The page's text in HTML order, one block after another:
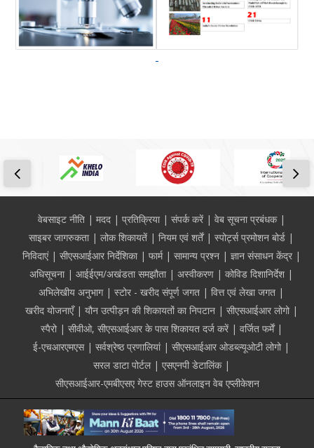
Footerवेबसाइट नीति मदद प्रतिक्रिया संपर्क करें
वेब सूचना प्रबंधक
साइबर जागरुकता
लोक शिकायतें नियम एवं शर्तें
स्पोर्ट्स प्रमोशन बोर्ड
निविदाएं
सीएसआईआर निर्देशिका फार्म सामान्य प्रश्न
ज्ञान संसाधन केंद्र
अधिसूचना
आईईएम/अखंडता समझौता अस्वीकरण
कोविड दिशानिर्देश
अभिलेखीय अनुभाग
स्टोर - खरीद संपूर्ण जगत
वित्त एवं लेखा जगत
खरीद योजनाएँ
यौन उत्पीड़न की शिकायतों का निपटान
सीएसआईआर लोगो
स्पैरो
सीवीओ, सीएसआईआर के पास शिकायत दर्ज करें
वर्जित फर्में
ई-एचआरएमएस
सर्वश्रेष्ठ प्रणालियां
सीएसआईआर ओडब्ल्यूओटी लोगो
सरल डाटा पोर्टल
एसएनपी डेटालिंक
सीएसआईआर-एमबीएसए गेस्ट हाउस ऑनलाइन वेब एप्लीकेशन